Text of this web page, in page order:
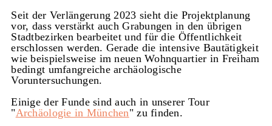
Seit der Verlängerung 2023 sieht die Projektplanung
vor, dass verstärkt auch Grabungen in den übrigen
Stadtbezirken bearbeitet und für die Öffentlichkeit
erschlossen werden. Gerade die intensive Bautätigkeit
wie beispielsweise im neuen Wohnquartier in Freiham
bedingt umfangreiche archäologische
Voruntersuchungen.
Einige der Funde sind auch in unserer Tour
"Archäologie in München" zu finden.